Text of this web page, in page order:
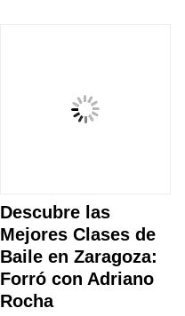
Descubre las
Mejores Clases de
Baile en Zaragoza:
Forró con Adriano
Rocha